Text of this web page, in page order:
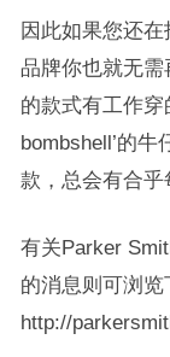
因此如果您还
品牌你也就无
的款式有工作穿
bombshell’的
款，总会有合乎
有关Parker
的消息则可浏览
http://